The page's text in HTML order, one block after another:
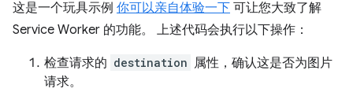
这是一个玩具示例 你可以亲自体验一下 可让您大致了解
Service Worker 的功能。 上述代码会执行以下操作：
检查请求的 destination 属性，确认这是否为图片
请求。